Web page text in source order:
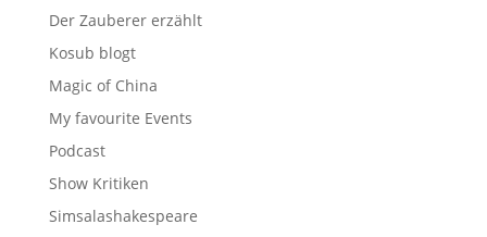
Der Zauberer erzählt
Kosub blogt
Magic of China
My favourite Events
Podcast
Show Kritiken
Simsalashakespeare